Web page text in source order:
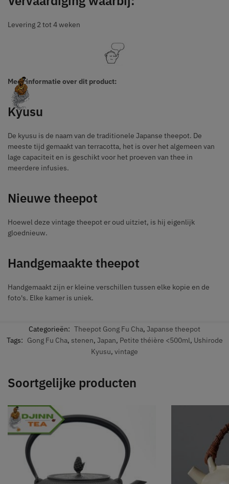
Levering 2 tot 4 weken
Meer informatie over dit product:
Kyusu
De kyusu is de naam van de traditionele Japanse theepot. De
meeste tijd gemaakt van terracotta, het is over het algemeen van
lage capaciteit en is geschikt voor het proeven van thee in
meerdere infusies.
Nieuwe theepot
Hoewel deze vintage theepot er oud uitziet, is hij eigenlijk
gloednieuw.
Handgemaakte theepot
Handgemaakt zijn er kleine verschillen tussen elke kopie en de
foto's. Elke kamer is uniek.
Categorieën: Theepot Gong Fu Cha, Japanse theepot
Tags: Gong Fu Cha, stenen, Japan, Petite théière <500ml, Ushirode
Kyusu, vintage
Soortgelijke producten